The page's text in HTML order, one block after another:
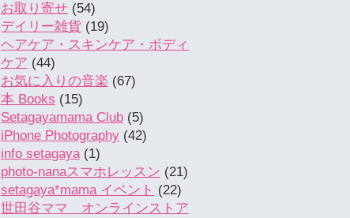
お取り寄せ (54)
デイリー雑貨 (19)
ヘアケア・スキンケア・ボディ
ケア (44)
お気に入りの音楽 (67)
本 Books (15)
Setagayamama Club (5)
iPhone Photography (42)
info setagaya(1)
photo-nanaスマホレッスン (21)
setagaya*mama イベント (22)
世田谷ママ オンラインストア